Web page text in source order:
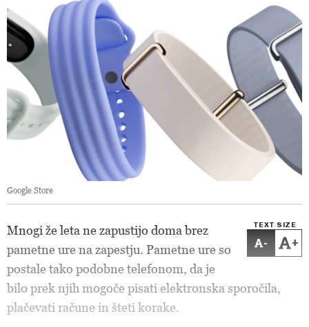
Google Store
TEXT SIZE
- +
Mnogi že leta ne zapustijo doma brez
pametne ure na zapestju. Pametne ure so
postale tako podobne telefonom, da je
bilo prek njih mogoče pisati elektronska sporočila,
plačevati račune in šteti korake.